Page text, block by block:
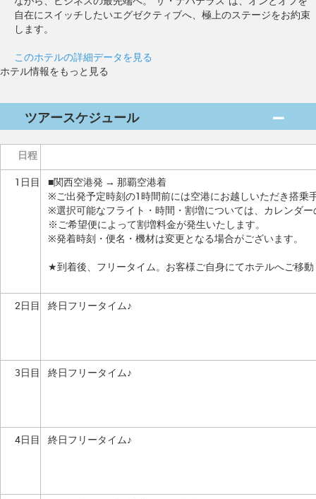
自在にスイッチしたいエグゼクティブへ、極上のステージをお約束
します。
このホテルの詳細データを見る
ホテル情報をもっと見る
ツアースケジュール
日程
1日目
■関西空港発 → 那覇空港着
※ご出発予定時刻の1時間前には空港にお越しいただき搭乗
※選択可能なフライト・時間・割増については、カレンダ
※ご希望便によって割増料金が発生いたします。
※発着時刻・便名・機材は変更となる場合がございます。
★到着後、フリータイム。お客様ご自身にてホテルへご移
2日目 終日フリータイム♪
3日目 終日フリータイム♪
4日目 終日フリータイム♪